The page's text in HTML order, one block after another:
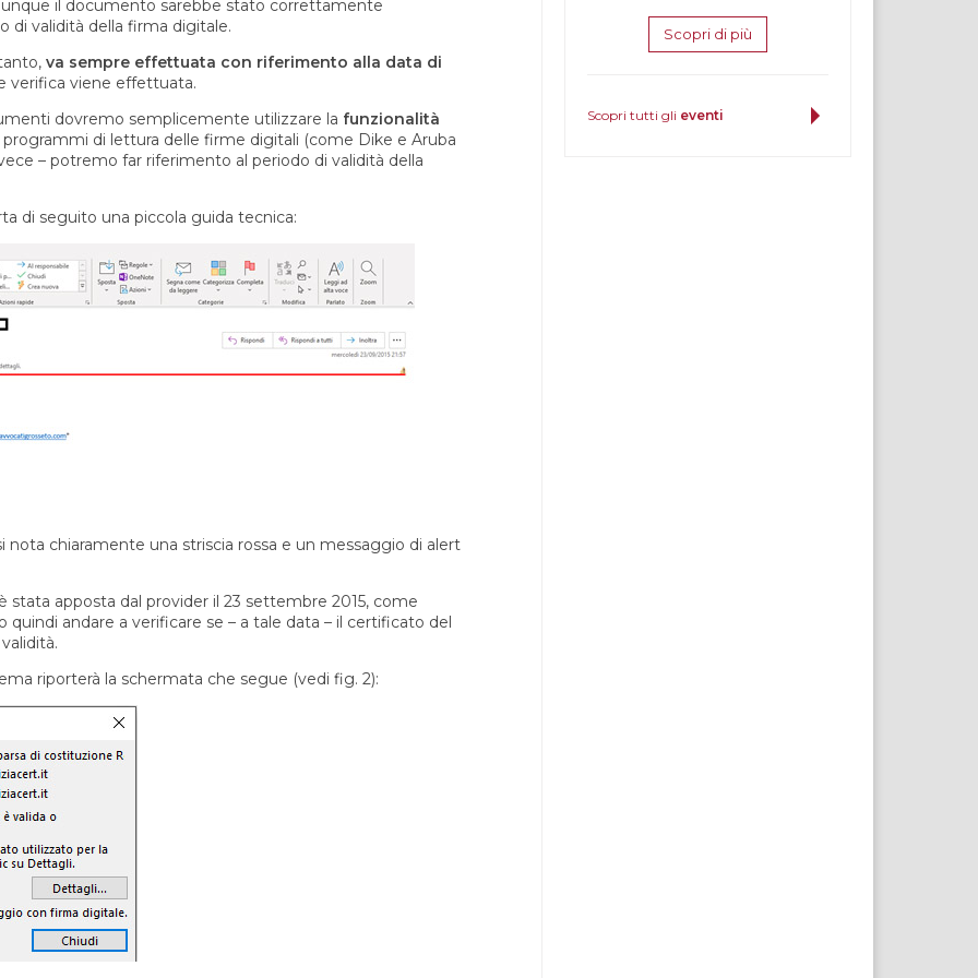
il documento sarebbe stato correttamente
di validità della firma digitale.
va sempre effettuata con riferimento alla data di
verifica viene effettuata.
dovremo semplicemente utilizzare la funzionalità
di lettura delle firme digitali (come Dike e Aruba
– potremo far riferimento al periodo di validità della
di seguito una piccola guida tecnica:
nota chiaramente una striscia rossa e un messaggio di alert
stata apposta dal provider il 23 settembre 2015, come
andare a verificare se – a tale data – il certificato del
riporterà la schermata che segue (vedi fig. 2):
Scopri di più
Scopri tutti gli eventi